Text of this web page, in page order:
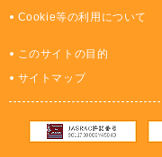
Cookie等の利用について
このサイトの目的
サイトマップ